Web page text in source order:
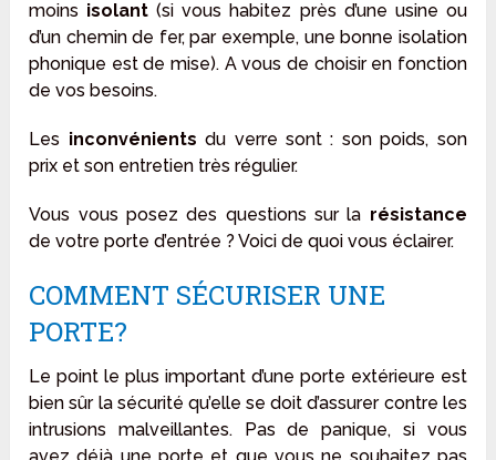
moins isolant (si vous habitez près d’une usine ou
d’un chemin de fer, par exemple, une bonne isolation
phonique est de mise). A vous de choisir en fonction
de vos besoins.
Les inconvénients du verre sont : son poids, son
prix et son entretien très régulier.
Vous vous posez des questions sur la résistance
de votre porte d’entrée ? Voici de quoi vous éclairer.
COMMENT SÉCURISER UNE
PORTE?
Le point le plus important d’une porte extérieure est
bien sûr la sécurité qu’elle se doit d’assurer contre les
intrusions malveillantes. Pas de panique, si vous
avez déjà une porte et que vous ne souhaitez pas